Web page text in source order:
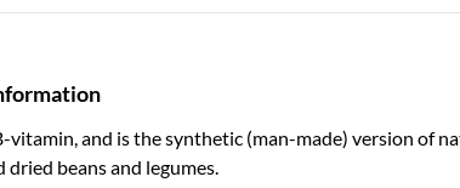
vitamin, and is the synthetic (man-made) version of
dried beans and legumes.